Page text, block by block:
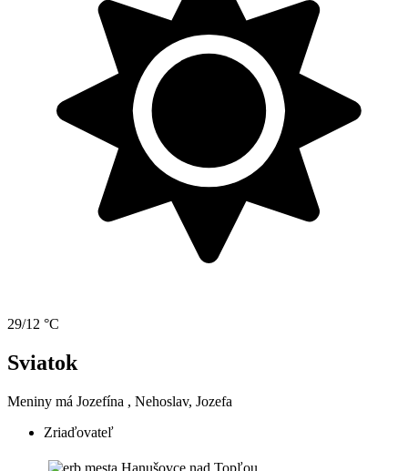
29/12 °C
Sviatok
Meniny má Jozefína , Nehoslav, Jozefa
Zriaďovateľ